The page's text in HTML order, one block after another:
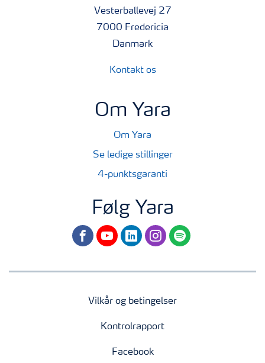
Vesterballevej 27
7000 Fredericia
Danmark
Kontakt os
Om Yara
Om Yara
Se ledige stillinger
4-punktsgaranti
Følg Yara
facebookyoutubelinkedininstagram
spotify
Vilkår og betingelser
Kontrolrapport
Facebook